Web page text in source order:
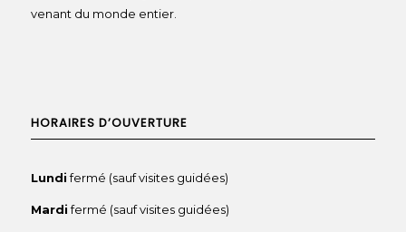
venant du monde entier.
HORAIRES D’OUVERTURE
Lundifermé (sauf visites guidées)
Mardifermé (sauf visites guidées)